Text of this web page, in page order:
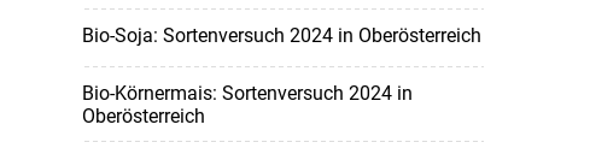
Bio-Soja: Sortenversuch 2024 in Oberösterreich
Bio-Körnermais: Sortenversuch 2024 in
Oberösterreich